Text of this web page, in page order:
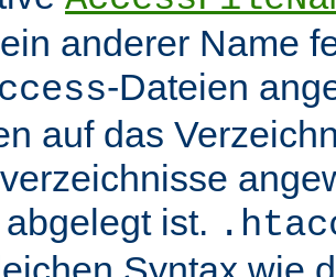
anderer Name
-Dateien
auf das
ist.